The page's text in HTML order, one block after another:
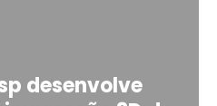
desenvolve